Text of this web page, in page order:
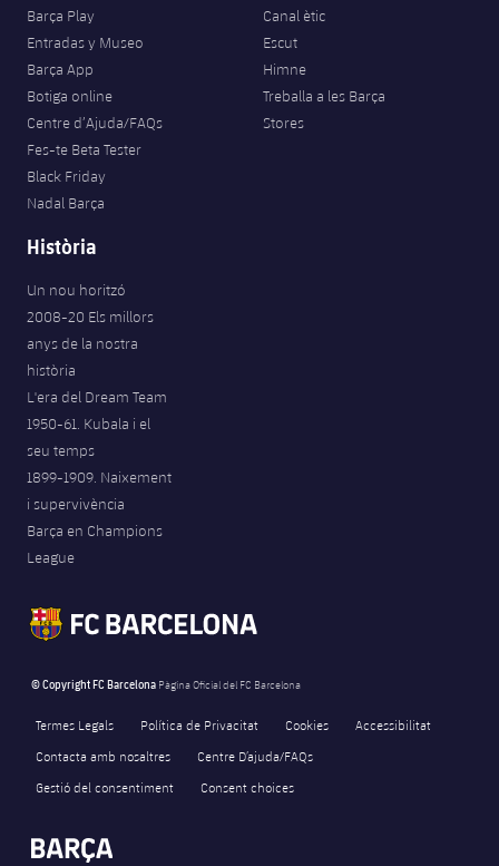
Barça Play
Entradas y Museo
Barça App
Botiga online
Centre d’Ajuda/FAQs
Fes-te Beta Tester
Black Friday
Nadal Barça
Canal ètic
Escut
Himne
Treballa a les Barça
Stores
Història
Un nou horitzó
2008-20 Els millors
anys de la nostra
història
L'era del Dream Team
1950-61. Kubala i el
seu temps
1899-1909. Naixement
i supervivència
Barça en Champions
League
© Copyright FC Barcelona Pàgina Oficial del FC Barcelona
Termes Legals Política de Privacitat Cookies
Accessibilitat
Contacta amb nosaltres
Centre D’ajuda/FAQs
Gestió del consentiment
Consent choices